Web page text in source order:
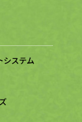
システム